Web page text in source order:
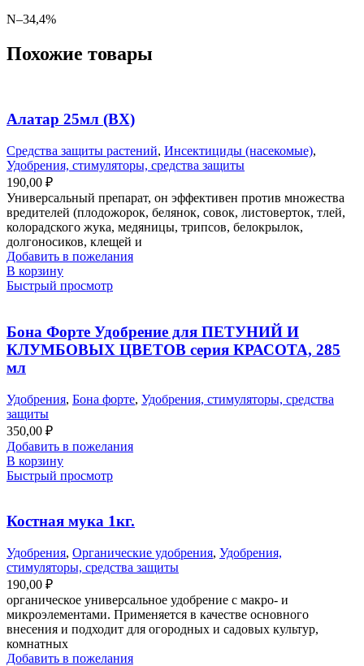
N–34,4%
Похожие товары
Алатар 25мл (ВХ)
Средства защиты растений, Инсектициды (насекомые),
Удобрения, стимуляторы, средства защиты
190,00 ₽
Универсальный препарат, он эффективен против множества
вредителей (плодожорок, белянок, совок, листоверток, тлей,
колорадского жука, медяницы, трипсов, белокрылок,
долгоносиков, клещей и
Добавить в пожелания
В корзину
Быстрый просмотр
Бона Форте Удобрение для ПЕТУНИЙ И
КЛУМБОВЫХ ЦВЕТОВ серия КРАСОТА, 285
мл
Удобрения, Бона форте, Удобрения, стимуляторы, средства
защиты
350,00 ₽
Добавить в пожелания
В корзину
Быстрый просмотр
Костная мука 1кг.
Удобрения, Органические удобрения, Удобрения,
стимуляторы, средства защиты
190,00 ₽
органическое универсальное удобрение с макро- и
микроэлементами. Применяется в качестве основного
внесения и подходит для огородных и садовых культур,
комнатных
Добавить в пожелания